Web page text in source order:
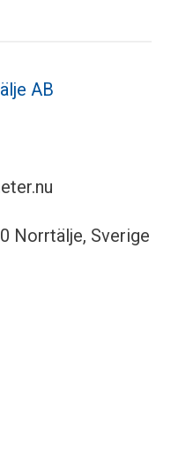
AB
Norrtälje, Sverige